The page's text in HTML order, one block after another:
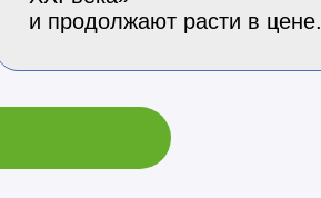
и продолжают расти в цене.